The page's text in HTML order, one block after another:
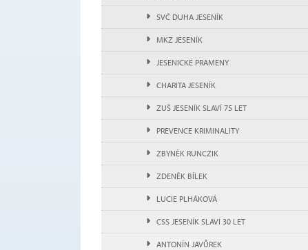
SVČ DUHA JESENÍK
MKZ JESENÍK
JESENICKÉ PRAMENY
CHARITA JESENÍK
ZUŠ JESENÍK SLAVÍ 75 LET
PREVENCE KRIMINALITY
ZBYNĚK RUNCZIK
ZDENĚK BÍLEK
LUCIE PLHÁKOVÁ
CSS JESENÍK SLAVÍ 30 LET
ANTONÍN JAVŮREK